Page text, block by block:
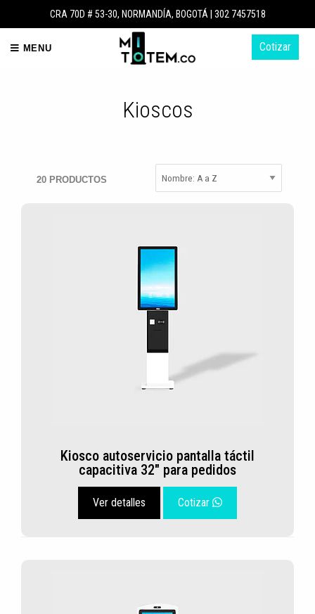
CRA 70D # 53-30, NORMANDÍA, BOGOTÁ | 302 7457518
MENU Cotizar
Kioscos
20 PRODUCTOS
Kiosco autoservicio pantalla táctil
capacitiva 32" para pedidos
Ver detalles Cotizar